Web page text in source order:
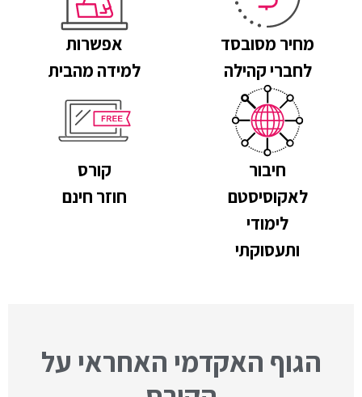
מחיר מסובסד
לחברי קהילה
אפשרות
למידה מהבית
חיבור
לאקוסיסטם
לימודי
ותעסוקתי
קורס
חוזר חינם
הגוף האקדמי האחראי על